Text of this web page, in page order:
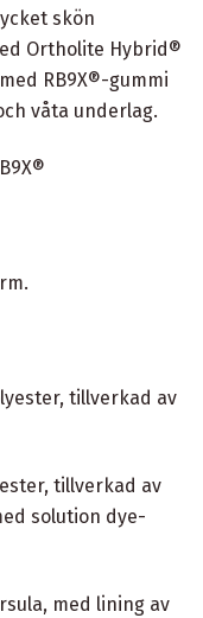
skön
Ortholite Hybrid®
RB9X®-gummi
våta underlag.
tillverkad av
tillverkad av
solution dye-
med lining av